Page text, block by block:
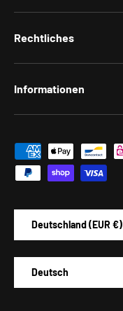
Rechtliches
Informationen
Zahlungsmethoden
Deutschland (EUR €)
Deutsch